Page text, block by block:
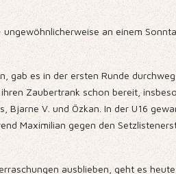
an einem
gab es in der ersten Runde
Zaubertrank schon bereit,
V. und Özkan. In der U16
Maximilian gegen den
ausblieben, geht es